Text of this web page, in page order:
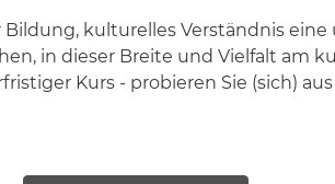
kulturelles Verständnis
in dieser Breite und Vielfalt am
Kurs - probieren Sie (sich)